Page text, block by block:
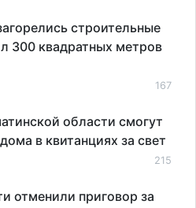
строительные
300 квадратных метров
167
области смогут
в квитанциях за свет
215
отменили приговор за